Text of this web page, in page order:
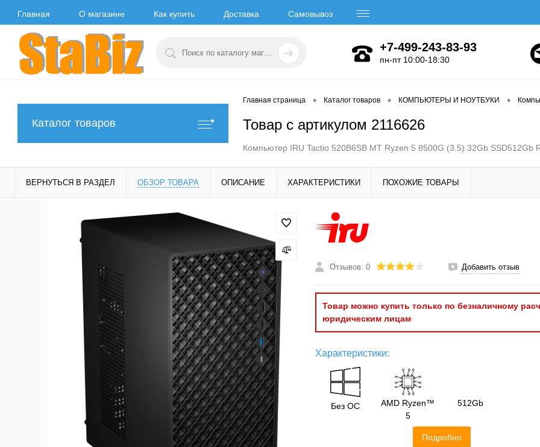
Главная О магазине Как купить Доставка Самовывоз
+7-499-243-83-93
пн-пт 10:00-18:30
Каталог товаров
Главная страница • Каталог товаров • КОМПЬЮТЕРЫ И НОУТБУКИ •
Товар с артикулом 2116626
Компьютер IRU Tactio 520B6SB MT Ryzen 5 8500G (3.5) 32Gb
ВЕРНУТЬСЯ В РАЗДЕЛ ОБЗОР ТОВАРА ОПИСАНИЕ ХАРАКТЕРИСТИКИ ПОХОЖИЕ ТОВАРЫ
Отзывов: 0 Добавить отзыв
Товар можно купить только по безналичному
юридическим лицам
Характеристики:
Без ОС
AMD Ryzen™
5
512Gb
Подробно